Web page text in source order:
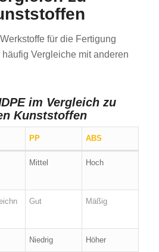
für die Fertigung
Vergleiche mit anderen
im Vergleich zu
Kunststoffen
PP ABS
Mittel Hoch
Gut Mäßig
Niedrig Höher